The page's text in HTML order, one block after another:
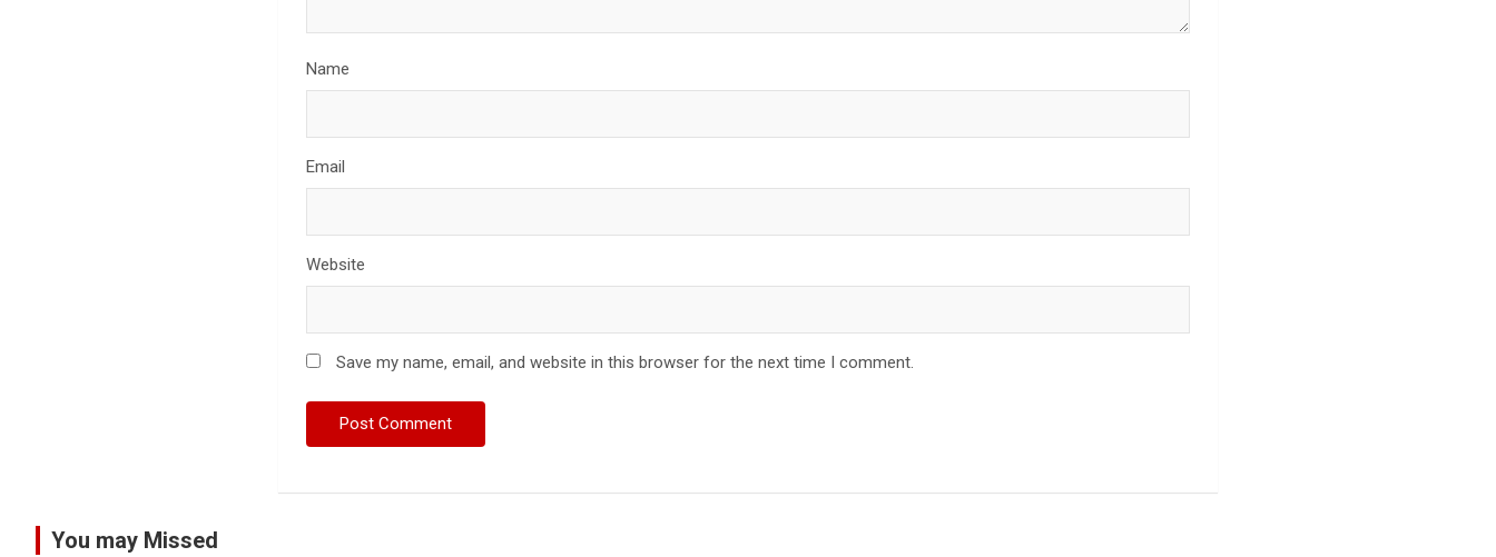
Name
Email
Website
Save my name, email, and website in this browser for the next time I comment.
You may Missed